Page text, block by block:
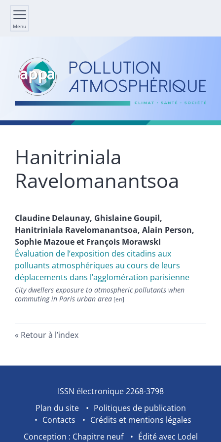
Menu
Hanitriniala
Ravelomanantsoa
Claudine Delaunay, Ghislaine Goupil,
Hanitriniala Ravelomanantsoa, Alain Person,
Sophie Mazoueet François Morawski
Évaluation de l’exposition des citadins aux
polluants atmosphériques au cours de leurs
déplacements dans l’agglomération parisienne
City dwellers exposure to atmospheric pollutants when
commuting in Paris urban area
Retour à l’index
ISSN électronique 2268-3798
Plan du site
Politiques de publication
Contacts
Crédits et mentions légales
Conception : Chapitre neuf
Édité avec Lodel